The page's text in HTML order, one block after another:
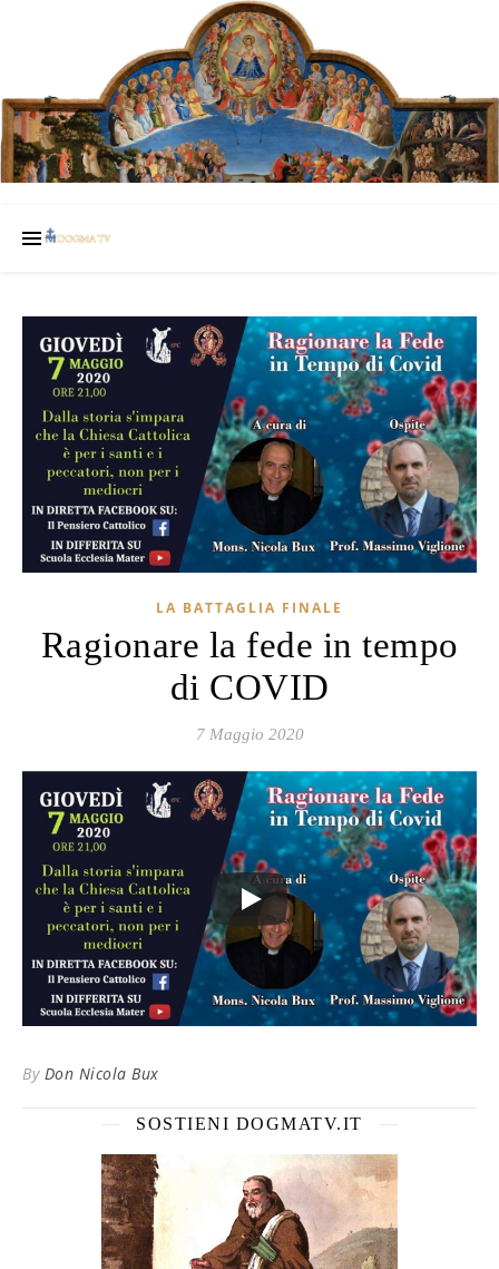
LA BATTAGLIA FINALE
Ragionare la fede in tempo
di COVID
7 Maggio 2020
By Don Nicola Bux
SOSTIENI DOGMATV.IT